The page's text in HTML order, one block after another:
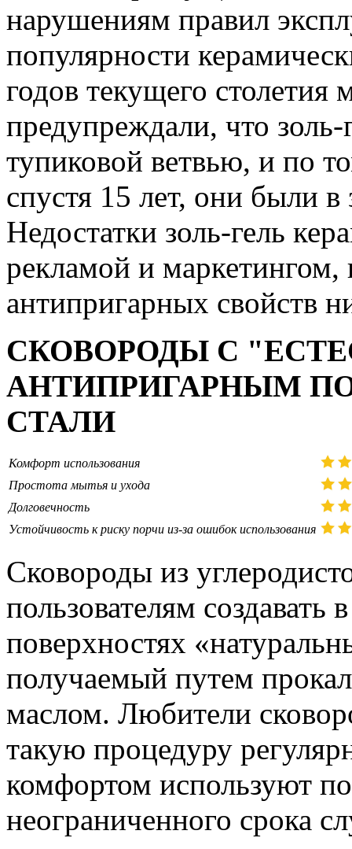
нарушениям правил
популярности
годов текущего столетия
предупреждали, что
тупиковой ветвью, и по
спустя 15 лет, они были
Недостатки золь-гель
рекламой и
антипригарных свойств
СКОВОРОДЫ С
АНТИПРИГАРНЫМ
СТАЛИ
Комфорт использования
Простота мытья и ухода
Долговечность
Устойчивость к риску порчи из-за ошибок использования
Сковороды из
пользователям
поверхностях
получаемый путем
маслом. Любители
такую процедуру
комфортом используют
неограниченного срока